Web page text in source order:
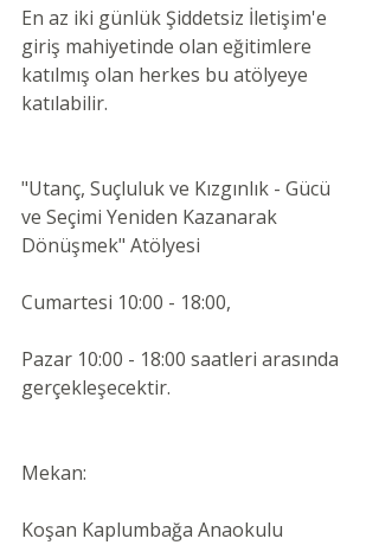
En az iki günlük Şiddetsiz İletişim'e
giriş mahiyetinde olan eğitimlere
katılmış olan herkes bu atölyeye
katılabilir.
"Utanç, Suçluluk ve Kızgınlık - Gücü
ve Seçimi Yeniden Kazanarak
Dönüşmek" Atölyesi
Cumartesi 10:00 - 18:00,
Pazar 10:00 - 18:00 saatleri arasında
gerçekleşecektir.
Mekan:
Koşan Kaplumbağa Anaokulu